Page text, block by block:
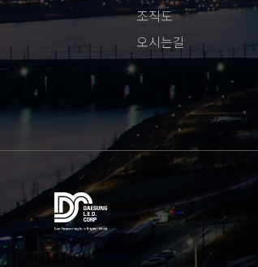
조직도
오시는길